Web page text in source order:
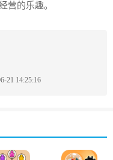
营的乐趣。
21 14:25:16